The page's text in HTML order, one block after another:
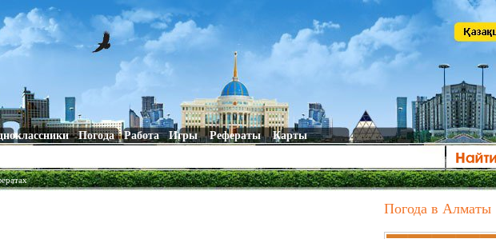
Погода Работа Игры Рефераты Карты
Погода в Алматы